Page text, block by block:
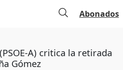
Abonados
A) critica la retirada
Gómez